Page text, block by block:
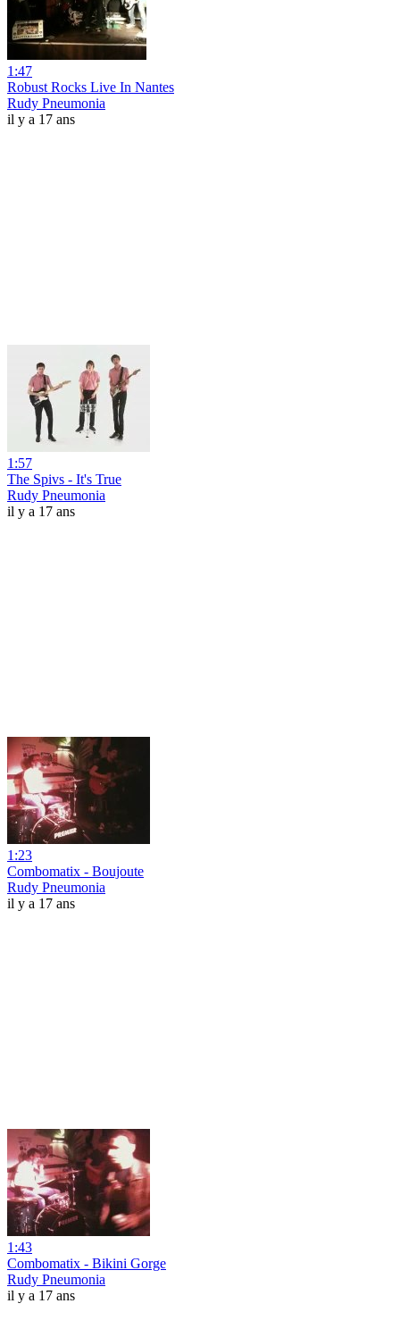
1:47
Robust Rocks Live In Nantes
Rudy Pneumonia
il y a 17 ans
1:57
The Spivs - It's True
Rudy Pneumonia
il y a 17 ans
1:23
Combomatix - Boujoute
Rudy Pneumonia
il y a 17 ans
1:43
Combomatix - Bikini Gorge
Rudy Pneumonia
il y a 17 ans